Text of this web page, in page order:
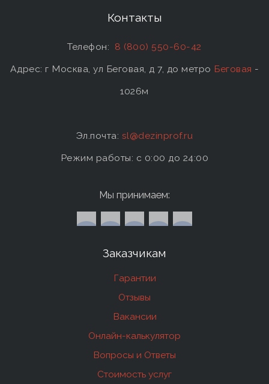
Контакты
Телефон: 8 (800) 550-60-42
Адрес: г Москва, ул Беговая, д 7, до метро Беговая -
1026м
Эл.почта: sl@dezinprof.ru
Режим работы: c 0:00 до 24:00
Мы принимаем:
Заказчикам
Гарантии
Отзывы
Вакансии
Онлайн-калькулятор
Вопросы и Ответы
Стоимость услуг